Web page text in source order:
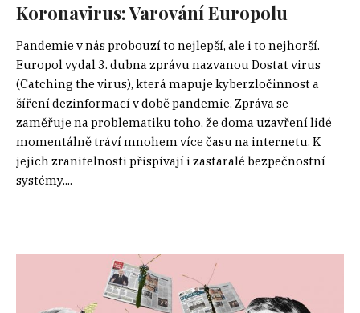
Koronavirus: Varování Europolu
Pandemie v nás probouzí to nejlepší, ale i to nejhorší.
Europol vydal 3. dubna zprávu nazvanou Dostat virus
(Catching the virus), která mapuje kyberzločinnost a
šíření dezinformací v době pandemie. Zpráva se
zaměřuje na problematiku toho, že doma uzavření lidé
momentálně tráví mnohem více času na internetu. K
jejich zranitelnosti přispívají i zastaralé bezpečnostní
systémy....